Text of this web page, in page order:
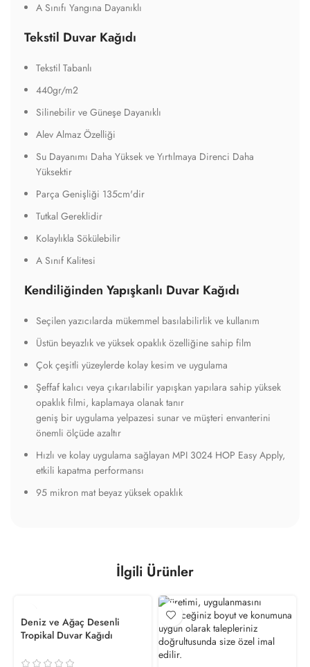
A Sınıfı Yangına Dayanıklı
Tekstil Duvar Kağıdı
Tekstil Tabanlı
440gr/m2
Silinebilir ve Güneşe Dayanıklı
Alev Almaz Özelliği
Su Dayanımı Daha Yüksek ve Yırtılmaya Direnci Daha
Yüksektir
Parça Genişliği 135cm'dir
Tutkal Gereklidir
Kolaylıkla Sökülebilir
A Sınıf Kalitesi
Kendiliğinden Yapışkanlı Duvar Kağıdı
Seçilen yazıcılarda mükemmel basılabilirlik ve kullanım
Üstün beyazlık ve yüksek opaklık özelliğine sahip film
Çok çeşitli yüzeylerde kolay kesim ve uygulama
Şeffaf kalıcı veya çıkarılabilir yapışkan yapılara sahip yüksek
opaklık filmi, kaplamaya olanak tanır
geniş bir uygulama yelpazesi sunar ve müşteri envanterini
önemli ölçüde azaltır
Hızlı ve kolay uygulama sağlayan MPI 3024 HOP Easy Apply,
etkili kapatma performansı
95 mikron mat beyaz yüksek opaklık
İlgili Ürünler
Deniz ve Ağaç Desenli
Tropikal Duvar Kağıdı